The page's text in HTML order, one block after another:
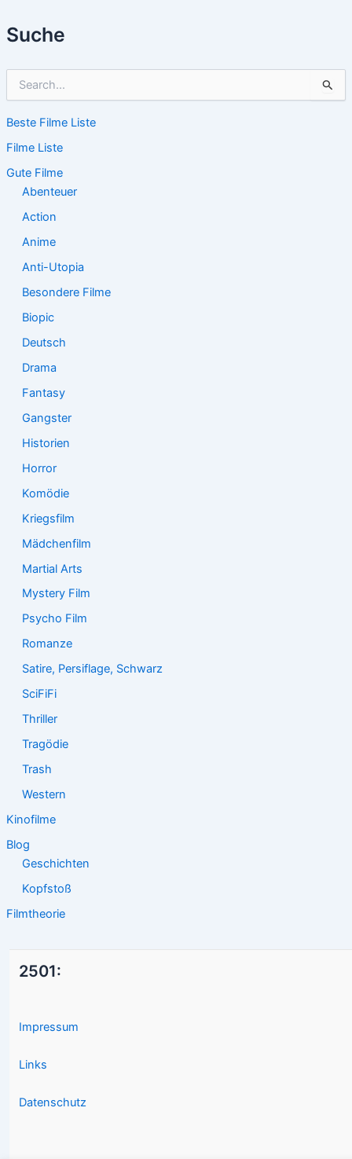
Suche
h
n
n
Beste Filme Liste
Filme Liste
Gute Filme
Abenteuer
Action
Anime
Anti-Utopia
Besondere Filme
Biopic
Deutsch
Drama
Fantasy
Gangster
Historien
Horror
Komödie
Kriegsfilm
Mädchenfilm
Martial Arts
Mystery Film
Psycho Film
Romanze
Satire, Persiflage, Schwarz
SciFiFi
Thriller
Tragödie
Trash
Western
Kinofilme
Blog
Geschichten
Kopfstoß
Filmtheorie
2501:
Impressum
Links
Datenschutz